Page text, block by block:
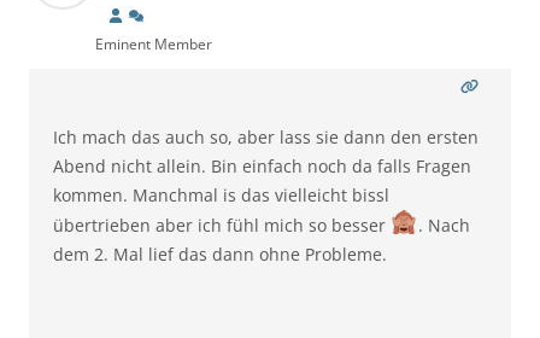
Eminent Member
Ich mach das auch so, aber lass sie dann den ersten
Abend nicht allein. Bin einfach noch da falls Fragen
kommen. Manchmal is das vielleicht bissl
übertrieben aber ich fühl mich so besser
. Nach
dem 2. Mal lief das dann ohne Probleme.